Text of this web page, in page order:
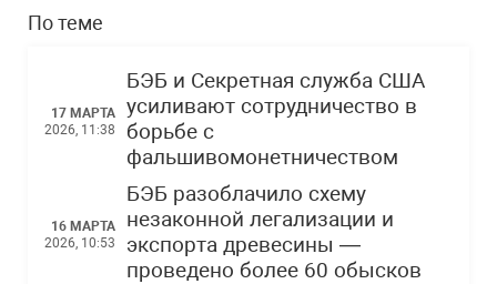
По теме
17 МАРТА
2026, 11:38
БЭБ и Секретная служба США
усиливают сотрудничество в
борьбе с
фальшивомонетничеством
16 МАРТА
2026, 10:53
БЭБ разоблачило схему
незаконной легализации и
экспорта древесины —
проведено более 60 обысков